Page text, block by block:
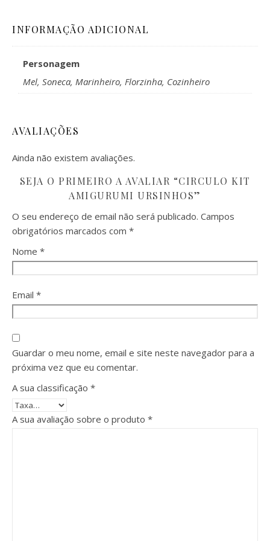
INFORMAÇÃO ADICIONAL
Personagem
Mel, Soneca, Marinheiro, Florzinha, Cozinheiro
AVALIAÇÕES
Ainda não existem avaliações.
SEJA O PRIMEIRO A AVALIAR “CIRCULO KIT
AMIGURUMI URSINHOS”
O seu endereço de email não será publicado. Campos
obrigatórios marcados com *
Nome *
Email *
Guardar o meu nome, email e site neste navegador para a
próxima vez que eu comentar.
A sua classificação *
A sua avaliação sobre o produto *